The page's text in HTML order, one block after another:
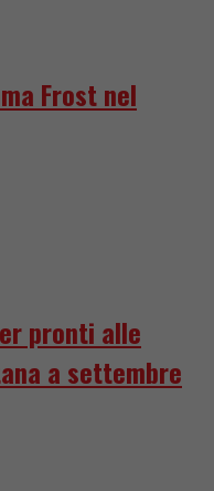
Frost nel
pronti alle
a settembre